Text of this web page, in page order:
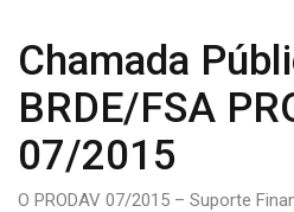
Chamada
BRDE/FSA
07/2015
O PRODAV 07/2015 – Suporte